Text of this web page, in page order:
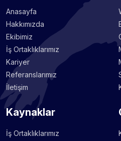
Anasayfa
Hakkımızda
Ekibimiz
İş Ortaklıklarımız
Kariyer
Referanslarımız
İletişim
Kaynaklar
İş Ortaklıklarımız